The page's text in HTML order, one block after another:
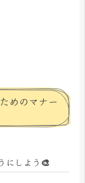
めのマナー
にしよう🎨